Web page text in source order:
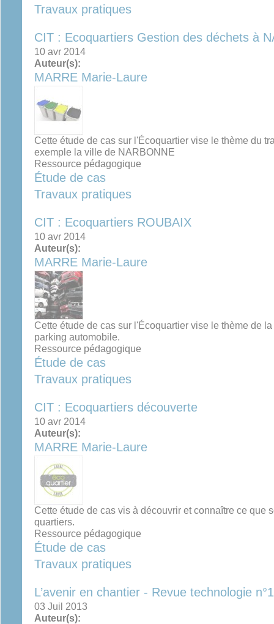
Travaux pratiques
CIT : Ecoquartiers Gestion des déchets à
10 avr 2014
Auteur(s):
MARRE Marie-Laure
Cette étude de cas sur l'Écoquartier vise le thème du
exemple la ville de NARBONNE
Ressource pédagogique
Étude de cas
Travaux pratiques
CIT : Ecoquartiers ROUBAIX
10 avr 2014
Auteur(s):
MARRE Marie-Laure
Cette étude de cas sur l'Écoquartier vise le thème de
parking automobile.
Ressource pédagogique
Étude de cas
Travaux pratiques
CIT : Ecoquartiers découverte
10 avr 2014
Auteur(s):
MARRE Marie-Laure
Cette étude de cas vis à découvrir et connaître ce que
quartiers.
Ressource pédagogique
Étude de cas
Travaux pratiques
L’avenir en chantier - Revue technologie
03 Juil 2013
Auteur(s):